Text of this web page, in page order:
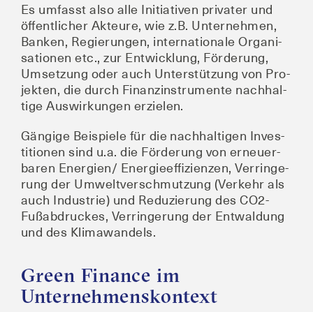
Es umfasst also alle Initia­ti­ven pri­va­ter und
öffent­li­cher Akteu­re, wie z.B. Unter­neh­men,
Ban­ken, Regie­run­gen, inter­na­tio­na­le Orga­ni­
sa­tio­nen etc., zur Ent­wick­lung, För­de­rung,
Umset­zung oder auch Unter­stüt­zung von Pro­
jek­ten, die durch Finanz­in­stru­men­te nach­hal­
ti­ge Aus­wir­kun­gen erzielen.
Gän­gi­ge Bei­spie­le für die nach­hal­ti­gen Inves­
ti­tio­nen sind u.a. die För­de­rung von erneu­er­
ba­ren Energien/ Ener­gie­ef­fi­zi­en­zen, Ver­rin­ge­
rung der Umwelt­ver­schmut­zung (Ver­kehr als
auch Indus­trie) und Redu­zie­rung des CO2-
Fuß­ab­dru­ckes, Ver­rin­ge­rung der Ent­wal­dung
und des Klimawandels.
Green Finance im
Unternehmenskontext